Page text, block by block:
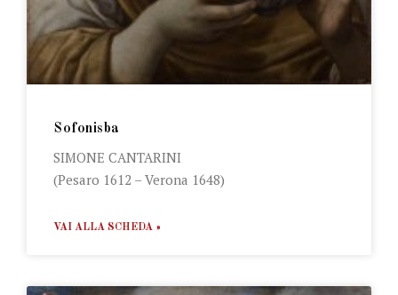
Sofonisba
SIMONE CANTARINI
(Pesaro 1612 – Verona 1648)
VAI ALLA SCHEDA »